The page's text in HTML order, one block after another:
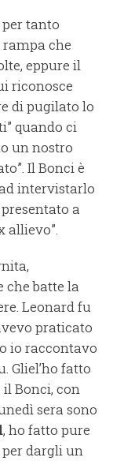
tanto
rampa che
eppure il
riconosce
di pugilato lo
quando ci
un nostro
Il Bonci è
intervistarlo
a
allievo”.
che batte la
Leonard fu
praticato
io raccontavo
Gliel’ho fatto
Bonci, con
sera sono
, ho fatto pure
per dargli un